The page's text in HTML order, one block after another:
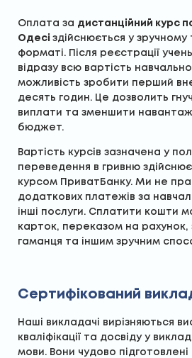
Оплата за дистанційний курс
Одесі здійснюється у
форматі. Після реєстрації
відразу всю вартість
можливість зробити перший
десять годин. Це дозволить
виплати та зменшити
бюджет.
Вартість курсів зазначена у
переведення в гривню
курсом ПриватБанку. Ми не
додаткових платежів за
інші послуги. Сплатити кошти
карток, переказом на рахунок,
гаманця та іншим зручним
Сертифікований
Наші викладачі вирізняються
кваліфікації та досвіду у
мови. Вони чудово підготовлені